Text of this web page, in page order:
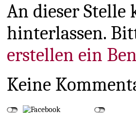
An dieser Stelle
hinterlassen.
erstellen ein
Keine